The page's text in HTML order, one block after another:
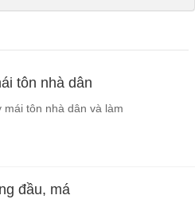
tôn nhà dân
mái tôn nhà dân và làm
đầu, má